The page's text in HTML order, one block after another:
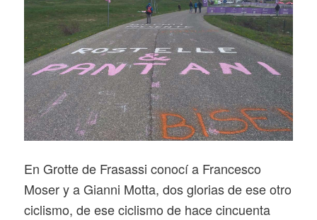
En Grotte de Frasassi conocí a Francesco
Moser y a Gianni Motta, dos glorias de ese otro
ciclismo, de ese ciclismo de hace cincuenta